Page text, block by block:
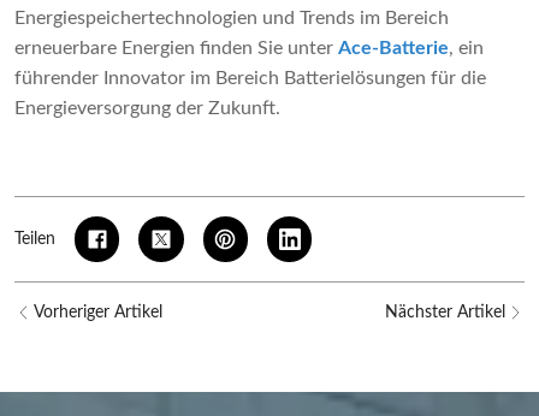
Energiespeichertechnologien und Trends im Bereich
erneuerbare Energien finden Sie unter Ace-Batterie, ein
führender Innovator im Bereich Batterielösungen für die
Energieversorgung der Zukunft.
Teilen
Vorheriger Artikel Nächster Artikel